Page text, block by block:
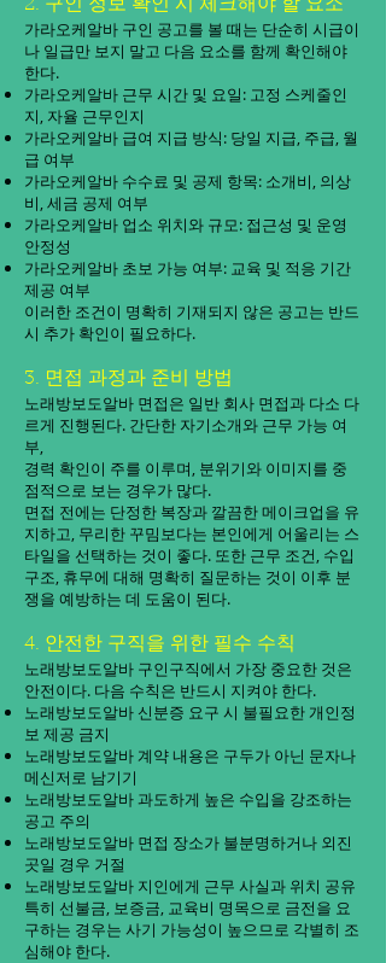
2. 구인 정보 확인 시 체크해야 할 요소
가라오케알바 구인 공고를 볼 때는 단순히 시급이
나 일급만 보지 말고 다음 요소를 함께 확인해야
한다.
가라오케알바 근무 시간 및 요일: 고정 스케줄인
지, 자율 근무인지
가라오케알바 급여 지급 방식: 당일 지급, 주급, 월
급 여부
가라오케알바 수수료 및 공제 항목: 소개비, 의상
비, 세금 공제 여부
가라오케알바 업소 위치와 규모: 접근성 및 운영
안정성
가라오케알바 초보 가능 여부: 교육 및 적응 기간
제공 여부
이러한 조건이 명확히 기재되지 않은 공고는 반드
시 추가 확인이 필요하다.
3. 면접 과정과 준비 방법
노래방보도알바 면접은 일반 회사 면접과 다소 다
르게 진행된다. 간단한 자기소개와 근무 가능 여
부,
경력 확인이 주를 이루며, 분위기와 이미지를 중
점적으로 보는 경우가 많다.
면접 전에는 단정한 복장과 깔끔한 메이크업을 유
지하고, 무리한 꾸밈보다는 본인에게 어울리는 스
타일을 선택하는 것이 좋다. 또한 근무 조건, 수입
구조, 휴무에 대해 명확히 질문하는 것이 이후 분
쟁을 예방하는 데 도움이 된다.
4. 안전한 구직을 위한 필수 수칙
노래방보도알바 구인구직에서 가장 중요한 것은
안전이다. 다음 수칙은 반드시 지켜야 한다.
노래방보도알바 신분증 요구 시 불필요한 개인정
보 제공 금지
노래방보도알바 계약 내용은 구두가 아닌 문자나
메신저로 남기기
노래방보도알바 과도하게 높은 수입을 강조하는
공고 주의
노래방보도알바 면접 장소가 불분명하거나 외진
곳일 경우 거절
노래방보도알바 지인에게 근무 사실과 위치 공유
특히 선불금, 보증금, 교육비 명목으로 금전을 요
구하는 경우는 사기 가능성이 높으므로 각별히 조
심해야 한다.